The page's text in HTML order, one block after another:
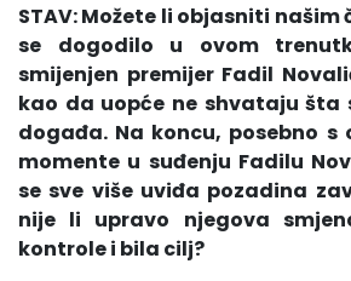
STAV: Možete li objasniti
se dogodilo u ovom
smijenjen premijer Fadil
kao da uopće ne shvataju šta
događa. Na koncu, posebno s
momente u suđenju Fadilu
se sve više uviđa pozadina
nije li upravo njegova
kontrole i bila cilj?